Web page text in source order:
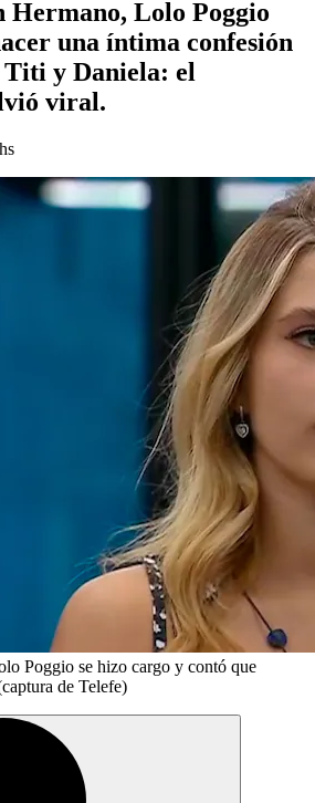
Hermano, Lolo Poggio
una íntima confesión
y Daniela: el
viral.
Poggio se hizo cargo y contó que
de Telefe)